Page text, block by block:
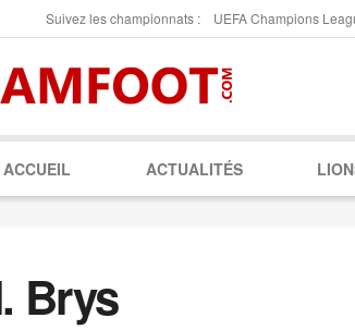
Suivez les championnats : UEFA Champions
ACCUEIL ACTUALITÉS
Brys